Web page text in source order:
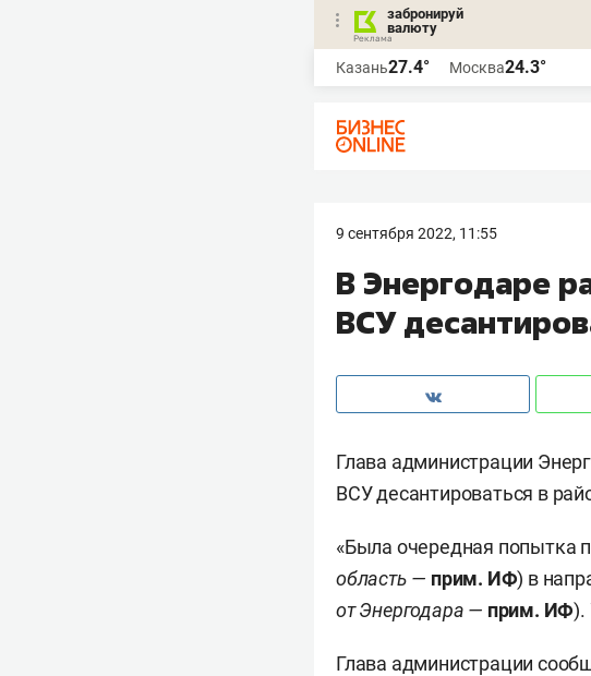
забронируй
валюту
Казань27.4° Москва24.3°
9 сентября 2022, 11:55
В Энергодаре
ВСУ
Глава администрации
ВСУ десантироваться в
«Была очередная попытка
область — прим. ИФ) в
от Энергодара — прим. ИФ).
Глава администрации